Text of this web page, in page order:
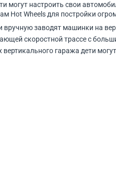
могут настроить свои
Hot Wheels для постройки
вручную заводят машинки на
скоростной трассе с
гаража дети